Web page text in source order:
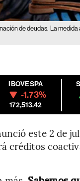
de deudas. La
IBOVESPA
-1.73%
172,513.42
este 2 de
créditos